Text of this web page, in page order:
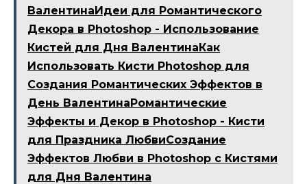
ВалентинаИдеи для Романтического
Декора в Photoshop - Использование
Кистей для Дня ВалентинаКак
Использовать Кисти Photoshop для
Создания Романтических Эффектов в
День ВалентинаРомантические
Эффекты и Декор в Photoshop - Кисти
для Праздника ЛюбвиСоздание
Эффектов Любви в Photoshop с Кистями
для Дня Валентина